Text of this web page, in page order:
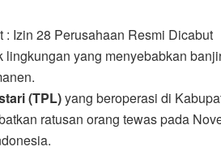
Izin 28 Perusahaan Resmi Dicabut
yang menyebabkan
(TPL)yang beroperasi di
ratusan orang tewas pada